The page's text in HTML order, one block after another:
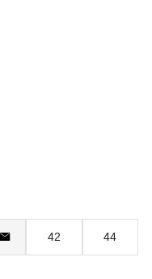
42 44